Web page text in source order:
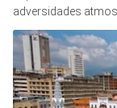
adversidades